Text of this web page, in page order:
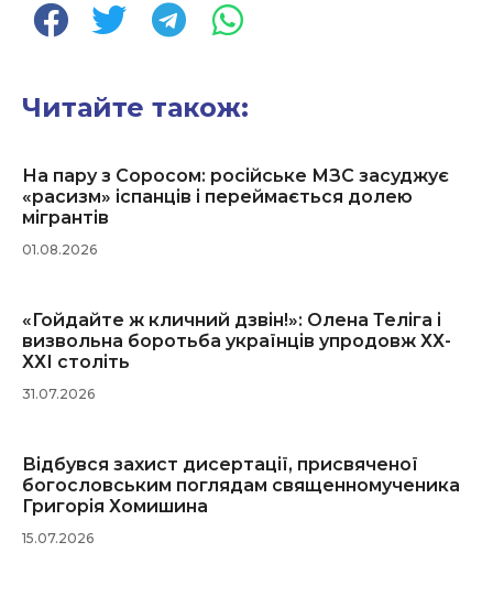
Читайте також:
На пару з Соросом: російське МЗС засуджує
«расизм» іспанців і переймається долею
мігрантів
01.08.2026
«Гойдайте ж кличний дзвін!»: Олена Теліга і
визвольна боротьба українців упродовж ХХ-
ХХІ століть
31.07.2026
Відбувся захист дисертації, присвяченої
богословським поглядам священномученика
Григорія Хомишина
15.07.2026